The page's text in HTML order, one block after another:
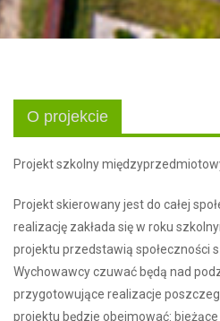
O projekcie
Projekt szkolny
Projekt skierowany jest do całej
realizację zakłada się w roku
projektu przedstawią społeczności
Wychowawcy czuwać będą nad
przygotowujące realizacje
projektu będzie obejmować: